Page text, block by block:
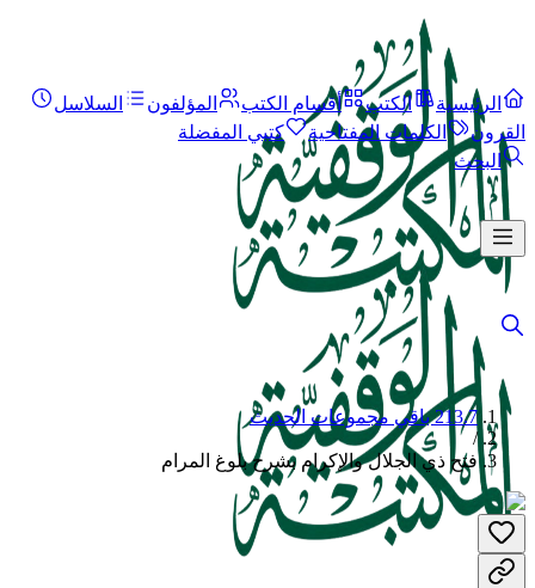
الرئيسية الكتب أقسام الكتب المؤلفون
السلاسل
القرون
الكلمات المفتاحية
كتبي المفضلة
البحث
213.7 باقي مجموعات الحديث
/
فتح ذي الجلال والإكرام بشرح بلوغ المرام